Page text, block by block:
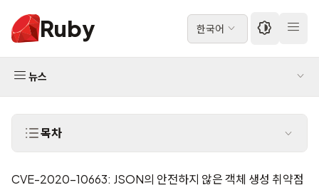
Ruby 한국어
뉴스
목차
CVE-2020-10663: JSON의 안전하지 않은 객체 생성 취약점